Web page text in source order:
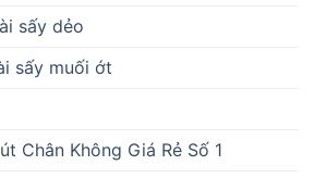
sấy dẻo
sấy muối ớt
Chân Không Giá Rẻ Số 1